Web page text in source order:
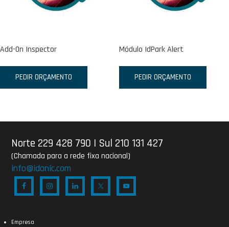
Add-On Inspector
PEDIR ORÇAMENTO
Módulo IdPark Alert
PEDIR ORÇAMENTO
Norte 229 428 790 | Sul 210 131 427
(Chamada para a rede fixa nacional)
info@idonic.com
Empresa